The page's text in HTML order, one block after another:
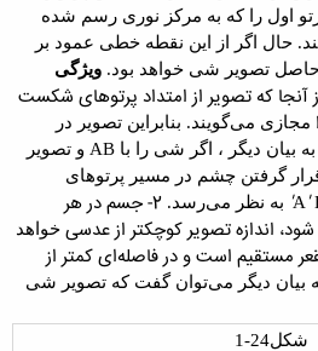
اول را که به مرکز نوری رسم شده
حال اگر از این نقطه خطی عمود بر
تصویر شی خواهد بود. ویژگی
آنجا که تصویر از امتداد پرتوهای شکست
مجازی می‌گویند. بنابراین تصویر در
بیان دیگر ، اگر شی را با
و تصویر
قرار گرفتن چشم در مسیر پرتوهای
A به نظر می‌رسد.
2- جسم در هر
اندازه تصویر کوچکتر از عدسی خواهد
مستقیم است و در فاصله‌ای کمتر از
بیان دیگر می‌توان گفت که تصویر شی
شکل24-1